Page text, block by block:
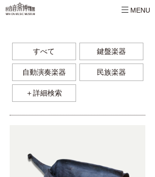
MENU
すべて 鍵盤楽器
自動演奏楽器 民族楽器
＋詳細検索